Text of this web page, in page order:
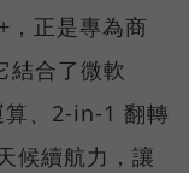
正是專為商
結合了微軟
、2-in-1 翻轉
候續航力，讓